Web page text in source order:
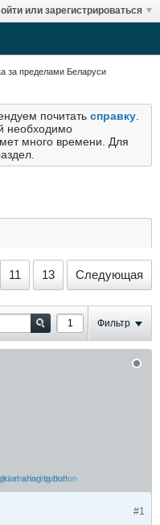
или зарегистрироваться
за пределами Беларуси
почитать справку
необходимо
много времени. Для
11 13 Следующая
Фильтр
#1